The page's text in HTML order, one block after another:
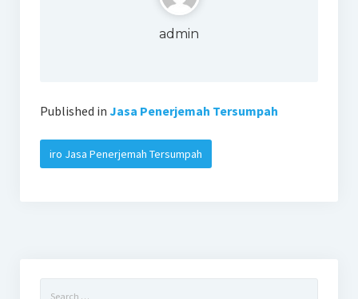
admin
Published in Jasa Penerjemah Tersumpah
iro Jasa Penerjemah Tersumpah